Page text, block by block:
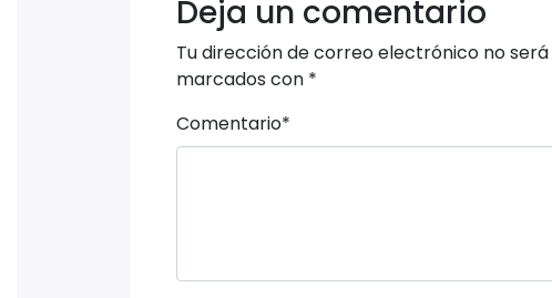
Deja un comentario
Tu dirección de correo electrónico no
marcados con *
Comentario*